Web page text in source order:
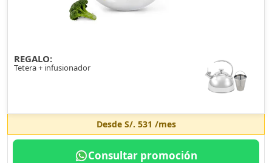
REGALO:
Tetera + infusionador
Desde S/. 531 /mes
Consultar promoción